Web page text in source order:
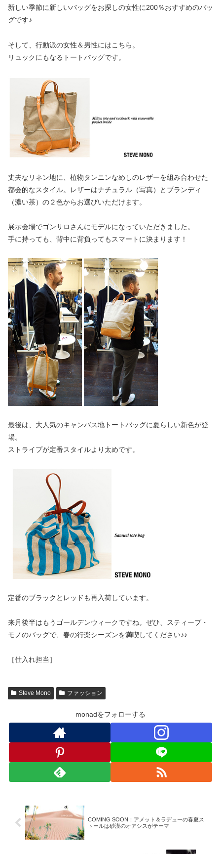
新しい季節に新しいバッグをお探しの女性に200％おすすめのバッ
グです♪
そして、行動派の女性＆男性にはこちら。
リュックにもなるトートバッグです。
丈夫なリネン地に、植物タンニンなめしのレザーを組み合わせた
都会的なスタイル。レザーはナチュラル（写真）とブランディ
（濃い茶）の２色からお選びいただけます。
展示会場でゴンサロさんにモデルになっていただきました。
手に持っても、背中に背負ってもスマートに決まります！
最後は、大人気のキャンバス地トートバッグに夏らしい新色が登
場。
ストライプが定番スタイルより太めです。
定番のブラックとレッドも再入荷しています。
来月後半はもうゴールデンウィークですね。ぜひ、スティーブ・
モノのバッグで、春の行楽シーズンを満喫してください♪♪
［仕入れ担当］
Steve Mono ファッション
monadをフォローする
COMING SOON：アメット＆ラデューの春夏ス
トールは砂漠のオアシスがテーマ